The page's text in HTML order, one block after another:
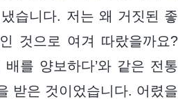
습니다. 저는 왜 거짓된 좋
것으로 여겨 따랐을까요?
배를 양보하다’와 같은 전통
받은 것이었습니다. 어렸을